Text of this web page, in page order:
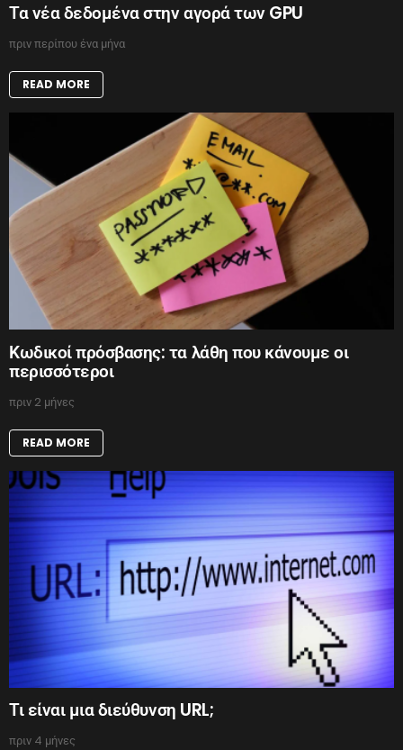
Τα νέα δεδομένα στην αγορά των GPU
πριν περίπου ένα μήνα
READ MORE
Κωδικοί πρόσβασης: τα λάθη που κάνουμε οι
περισσότεροι
πριν 2 μήνες
READ MORE
Τι είναι μια διεύθυνση URL;
πριν 4 μήνες